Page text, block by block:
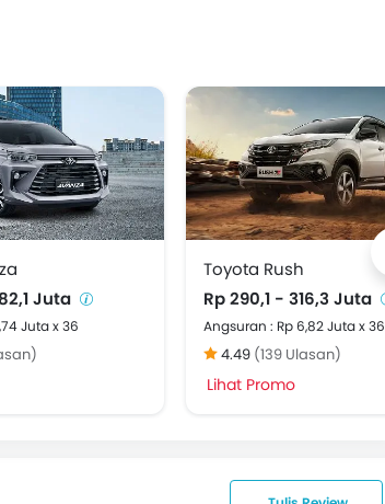
Juta
Juta x 36
Toyota Rush
Rp 290,1 - 316,3 Juta
Angsuran : Rp 6,82 Juta x 36
4.49 (139 Ulasan)
Lihat Promo